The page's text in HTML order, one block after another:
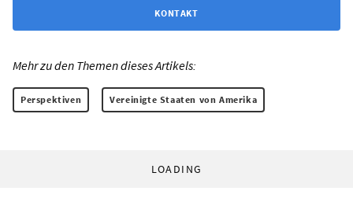
KONTAKT
Mehr zu den Themen dieses Artikels:
Perspektiven Vereinigte Staaten von Amerika
LOADING